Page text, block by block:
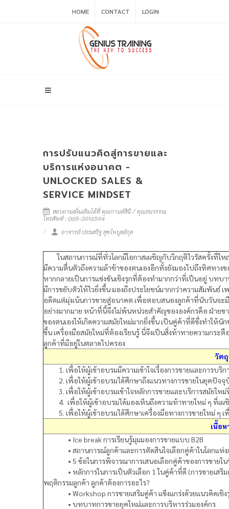
HOME CONTACT LOGIN
การปรับแนวคิดสู่การขายและ
บริการแห่งอนาคต -
UNLOCKED SALES &
SERVICE MINDSET
สอบถามเพิ่มเติมได้ที่ คุณกานต์สินี / คุณธนวรรณ
โทรศัพท์ : 065-3916594
อาจารย์ ประเสริฐ สุขไพบูลย์กุล
ในสถานการณ์ที่ทั่วโลกมีโอกาสเผชิญกับวิกฤติไวรัสครั้งที่ใ
มีความตื่นตัวถึงความล้าช้าของตนเองอีกทั้งยังมองไปถึงทิศทาง
หากกลายเป็นการแข่งขันเชิงรุกที่ต้องทำมากกว่าที่เป็นอยู่ บท
มีการขยับตัวให้ไวยิ่งขึ้น มองถึงประโยชน์มากกว่าความสัมพันธ์
อดีตแต่มุ่งเน้นการขายสู่อนาคต เพื่อตอบสนองลูกค้าที่นับวันจะมี
อย่างมากมาย หน้าที่นี้จึงไม่พ้นหน่วยสำคัญขององค์กรคือ ฝ่ายข
ของตนเองให้เกิดความสมัยใหม่มากยิ่งขึ้น เป็นคู่ค้าที่ดีซึ่งทำให้
ขึ้น เครื่องมือสมัยใหม่ที่ต้องเรียนรู้ นี่จึงเป็นสิ่งท้าทายความกระ
ลูกค้าที่มีอยู่ในตลาดไปครอง
วัต
1. เพื่อให้ผู้เข้าอบรมมีความเข้าใจเรื่องการขายและการบริ
2. เพื่อให้ผู้เข้าอบรมได้ศึกษาถึงแนวทางการขายในยุคปัจจุ
3. เพื่อให้ผู้เข้าอบรมเข้าใจหลักการขายและบริการสมัยให
4. เพื่อให้ผู้เข้าอบรมได้มองเห็นถึงความท้าทายใหม่ ๆ ที่เผ
5. เพื่อให้ผู้เข้าอบรมได้ศึกษาเครื่องมือทางการขายใหม่ ๆ เ
เนื้อ
• Ice break การเรียนรู้มุมมองการขายแบบ B2B
• สถานการณ์ลูกค้าและการตัดสินใจเลือกคู่ค้าในโลกแห่ง
• 5 ข้อในการพิจารณาการเสนอเลือกคู่ค้าของการขายใน
• หลักการในการเป็นตัวเลือก 1 ในคู่ค้าที่ดี (การขายเสริ
พฤติกรรมลูกค้า ลูกค้าต้องการอะไร?
• Workshop การขายเสริมคู่ค้า แข็งแกร่งด้วยแนวคิดเชิง
• บทบาทการขายยุคใหม่และการบริหารร่วมองค์กร